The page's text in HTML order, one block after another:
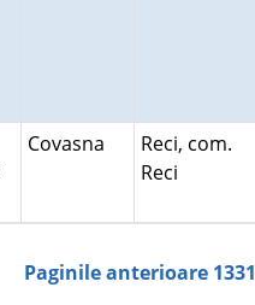
Covasna
Reci, com.
Reci
Paginile anterioare 1331